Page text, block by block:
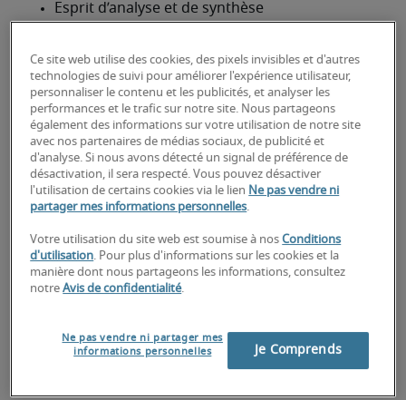
Esprit d’analyse et de synthèse
informatiques de gestion (SAP ; ACCESS ;
Hyperion HFM…)
Capacités de communication
Connaissances en finance et comptabilité
La maîtrise de l’anglais est fortement appréciée
Quelles formations pour devenir
contrôleur financier ?
Un contrôleur financier a généralement suivi un
universitaire et obtenu un master (bac +5) en
contrôle de gestion spécialité finance. Cependant
Ce site web utilise des cookies, des pixels invisibles et d'autres
technologies de suivi pour améliorer l'expérience utilisateur,
personnaliser le contenu et les publicités, et analyser les
performances et le trafic sur notre site. Nous partageons
également des informations sur votre utilisation de notre site
avec nos partenaires de médias sociaux, de publicité et
d'analyse. Si nous avons détecté un signal de préférence de
désactivation, il sera respecté. Vous pouvez désactiver
l'utilisation de certains cookies via le lien Ne pas vendre ni
partager mes informations personnelles.
Votre utilisation du site web est soumise à nosConditions
d'utilisation. Pour plus d'informations sur les cookies et la
manière dont nous partageons les informations, consultez
notreAvis de confidentialité.
Ne pas vendre ni partager mes
informations personnelles
Je Comprends